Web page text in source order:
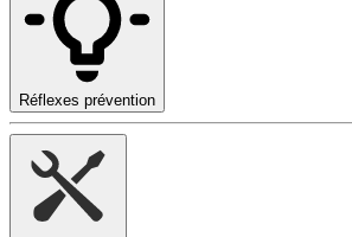
Réflexes prévention